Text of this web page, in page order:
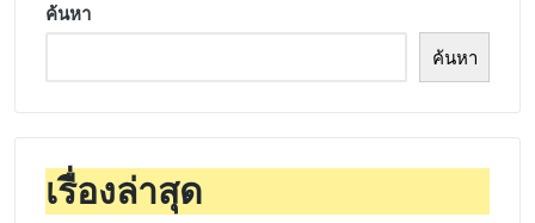
ค้นหา
ค้นหา
เรื่องล่าสุด